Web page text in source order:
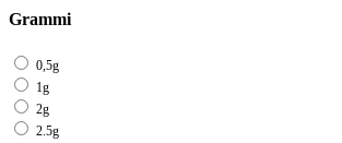
Grammi
0,5g
1g
2g
2.5g